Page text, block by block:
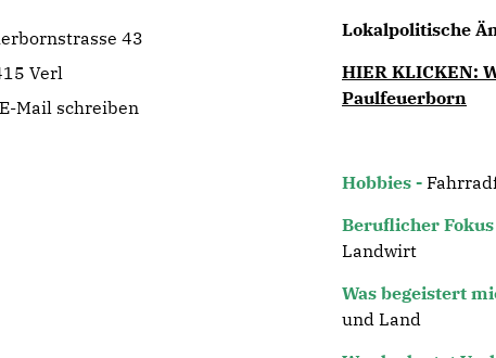
43
Verl
E-Mail schreiben
Lokalpolitische
HIER KLICKEN:
Paulfeuerborn
Hobbies -
Beruflicher
Landwirt
Was begeistert
und Land